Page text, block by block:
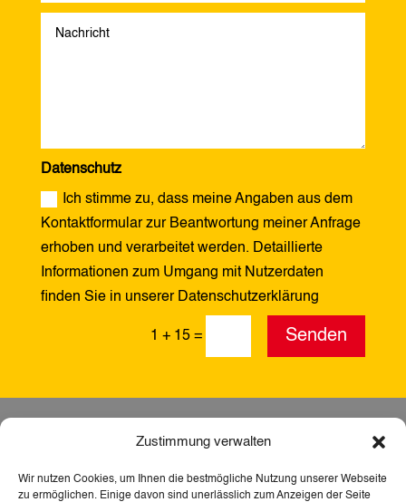
Zustimmung verwalten
Wir nutzen Cookies, um Ihnen die bestmögliche Nutzung unserer Webseite
zu ermöglichen. Einige davon sind unerlässlich zum Anzeigen der Seite
Datenschutz
Ich stimme zu, dass meine Angaben aus dem
Kontaktformular zur Beantwortung meiner Anfrage
erhoben und verarbeitet werden. Detaillierte
Informationen zum Umgang mit Nutzerdaten
finden Sie in unserer Datenschutzerklärung
1 + 15 = Senden